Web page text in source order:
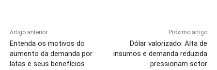
Artigo anterior
Entenda os motivos do
aumento da demanda por
latas e seus benefícios
Próximo artigo
Dólar valorizado: Alta de
insumos e demanda reduzida
pressionam setor